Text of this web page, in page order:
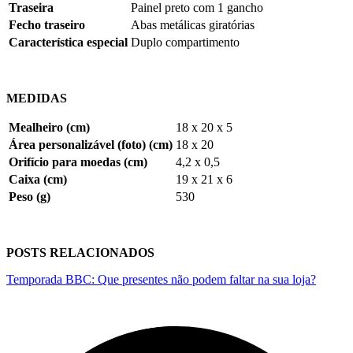
Traseira
Painel preto com 1 gancho
Fecho traseiro
Abas metálicas giratórias
Característica especial Duplo compartimento
MEDIDAS
Mealheiro (cm)
18 x 20 x 5
Área personalizável (foto) (cm) 18 x 20
Orifício para moedas (cm)
4,2 x 0,5
Caixa (cm)
19 x 21 x 6
Peso (g)
530
POSTS RELACIONADOS
Temporada BBC: Que presentes não podem faltar na sua loja?